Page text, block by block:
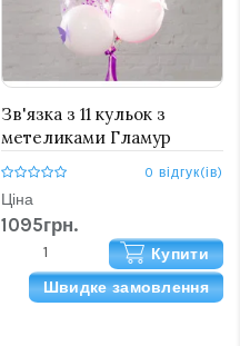
Зв'язка з 11 кульок з
метеликами Гламур
0 відгук(ів)
Ціна
1095грн.
Купити
Швидке замовлення